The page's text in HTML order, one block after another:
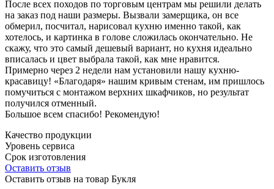
После всех походов по торговым центрам мы решили делать
на заказ под наши размеры. Вызвали замерщика, он все
обмерил, посчитал, нарисовал кухню именно такой, как
хотелось, и картинка в голове сложилась окончательно. Не
скажу, что это самый дешевый вариант, но кухня идеально
вписалась и цвет выбрала такой, как мне нравится.
Примерно через 2 недели нам установили нашу кухню-
красавицу! «Благодаря» нашим кривым стенам, им пришлось
помучиться с монтажом верхних шкафчиков, но результат
получился отменный.
Большое всем спасибо! Рекомендую!
Качество продукции
Уровень сервиса
Срок изготовления
Оставить отзыв
Оставить отзыв на товар Букля